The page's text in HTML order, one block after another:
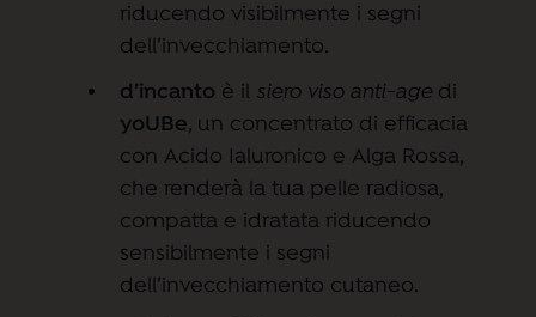
riducendo visibilmente i segni
dell’invecchiamento.
d’incanto è il siero viso anti-agedi
yoUBe, un concentrato di efficacia
con Acido Ialuronico e Alga Rossa,
che renderà la tua pelle radiosa,
compatta e idratata riducendo
sensibilmente i segni
dell’invecchiamento cutaneo.